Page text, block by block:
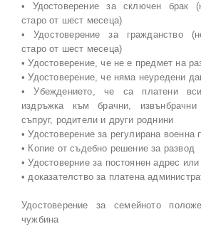
• Удостоверение за сключен брак
старо от шест месеца)
• Удостоверение за гражданство
старо от шест месеца)
• Удостоверение, че не е предмет на
• Удостоверение, че няма неуредени
• Убеждението, че са платени
издръжка към брачни,
съпруг, родители и други роднини
• Удостоверение за регулирана военна
• Копие от съдебно решение за развод
• Удостоверние за постоянен адрес
• доказателство за платена
Удостоверение за семейното
чужбина